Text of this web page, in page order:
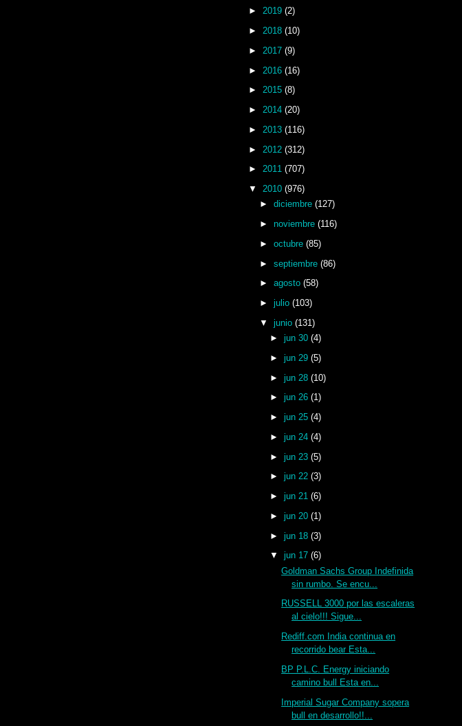
► 2019 (2)
► 2018 (10)
► 2017 (9)
► 2016 (16)
► 2015 (8)
► 2014 (20)
► 2013 (116)
► 2012 (312)
► 2011 (707)
▼ 2010 (976)
► diciembre (127)
► noviembre (116)
► octubre (85)
► septiembre (86)
► agosto (58)
► julio (103)
▼ junio (131)
►jun 30(4)
►jun 29(5)
►jun 28(10)
►jun 26(1)
►jun 25(4)
►jun 24(4)
►jun 23(5)
►jun 22(3)
►jun 21(6)
►jun 20(1)
►jun 18(3)
▼jun 17(6)
Goldman Sachs Group Indefinida
sin rumbo. Se encu...
RUSSELL 3000 por las escaleras
al cielo!!! Sigue...
Rediff.com India continua en
recorrido bear Esta...
BP P.L.C. Energy iniciando
camino bull Esta en...
Imperial Sugar Company sopera
bull en desarrollo!!...